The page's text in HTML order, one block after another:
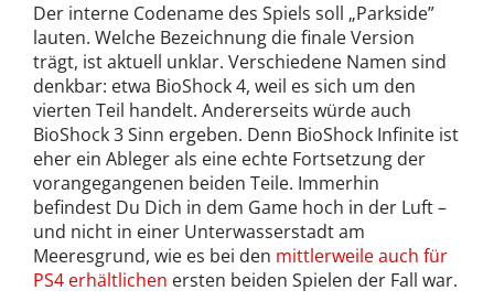
Der interne Codename des Spiels soll „Parkside”
lauten. Welche Bezeichnung die finale Version
trägt, ist aktuell unklar. Verschiedene Namen sind
denkbar: etwa BioShock 4, weil es sich um den
vierten Teil handelt. Andererseits würde auch
BioShock 3 Sinn ergeben. Denn BioShock Infinite ist
eher ein Ableger als eine echte Fortsetzung der
vorangegangenen beiden Teile. Immerhin
befindest Du Dich in dem Game hoch in der Luft –
und nicht in einer Unterwasserstadt am
Meeresgrund, wie es bei den mittlerweile auch für
PS4 erhältlichen ersten beiden Spielen der Fall war.